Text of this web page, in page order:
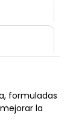
formuladas
la